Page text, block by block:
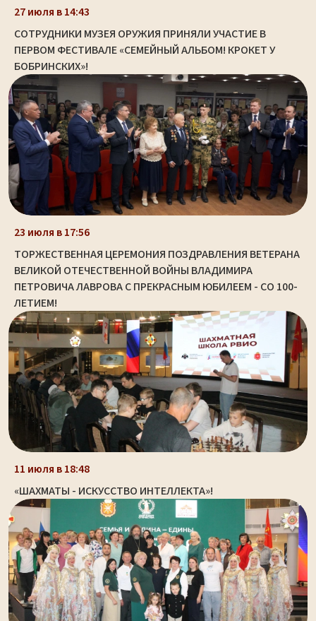
27 июля в 14:43
СОТРУДНИКИ МУЗЕЯ ОРУЖИЯ ПРИНЯЛИ УЧАСТИЕ В
ПЕРВОМ ФЕСТИВАЛЕ «СЕМЕЙНЫЙ АЛЬБОМ! КРОКЕТ У
БОБРИНСКИХ»!
23 июля в 17:56
ТОРЖЕСТВЕННАЯ ЦЕРЕМОНИЯ ПОЗДРАВЛЕНИЯ ВЕТЕРАНА
ВЕЛИКОЙ ОТЕЧЕСТВЕННОЙ ВОЙНЫ ВЛАДИМИРА
ПЕТРОВИЧА ЛАВРОВА С ПРЕКРАСНЫМ ЮБИЛЕЕМ - СО 100-
ЛЕТИЕМ!
11 июля в 18:48
«ШАХМАТЫ - ИСКУССТВО ИНТЕЛЛЕКТА»!